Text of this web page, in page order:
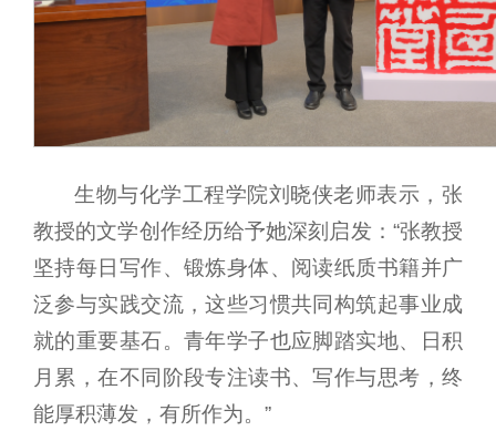
生物与化学工程学院刘晓侠老师表示，张
教授的文学创作经历给予她深刻启发：“张教授
坚持每日写作、锻炼身体、阅读纸质书籍并广
泛参与实践交流，这些习惯共同构筑起事业成
就的重要基石。青年学子也应脚踏实地、日积
月累，在不同阶段专注读书、写作与思考，终
能厚积薄发，有所作为。”